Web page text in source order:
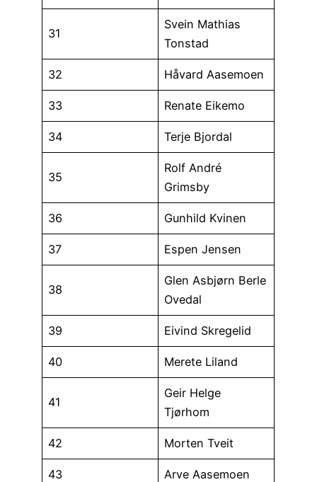
31
Svein Mathias
Tonstad
32 Håvard Aasemoen
33 Renate Eikemo
34 Terje Bjordal
35
Rolf André
Grimsby
36 Gunhild Kvinen
37 Espen Jensen
38
Glen Asbjørn Berle
Ovedal
39 Eivind Skregelid
40 Merete Liland
41
Geir Helge
Tjørhom
42 Morten Tveit
43 Arve Aasemoen